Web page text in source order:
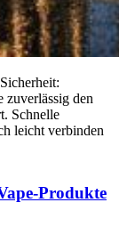
zuverlässig den
Schnelle
leicht verbinden
Produkte